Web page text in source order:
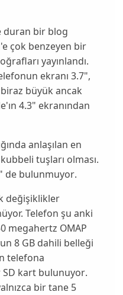
duran bir blog
çok benzeyen bir
yayınlandı.
ekranı 3.7",
büyük ancak
4.3" ekranından
anlaşılan en
kubbeli tuşları olması.
de bulunmuyor.
değişiklikler
Telefon şu anki
megahertz OMAP
8 GB dahili belleği
telefona
SD kart bulunuyor.
bir tane 5